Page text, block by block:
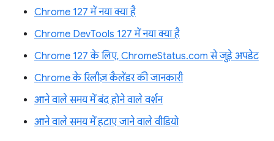
Chrome 127 में नया क्या है
Chrome DevTools 127 में नया क्या है
Chrome 127 के लिए, ChromeStatus.com से जुड़े अपडेट
Chrome के रिलीज़ कैलेंडर की जानकारी
आने वाले समय में बंद होने वाले वर्शन
आने वाले समय में हटाए जाने वाले वीडियो